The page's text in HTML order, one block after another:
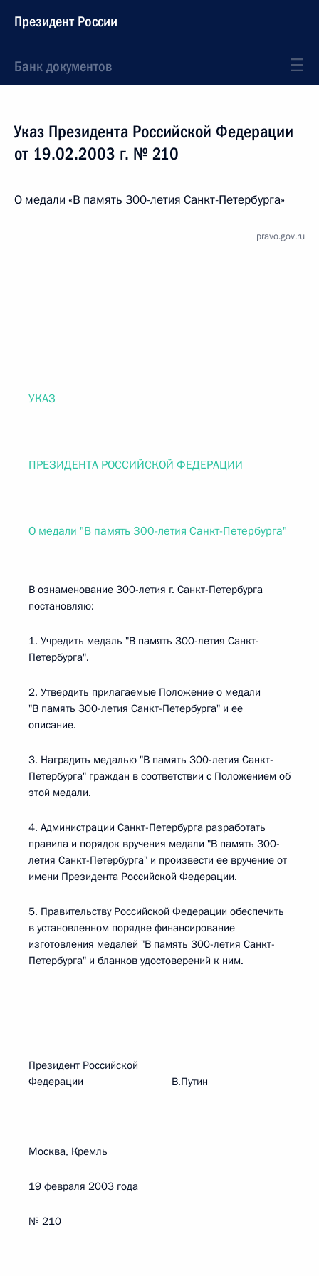
Президент России
Банк документов
Указ Президента Российской Федерации
от 19.02.2003 г. № 210
О медали «В память 300-летия Санкт-Петербурга»
pravo.gov.ru
УКАЗ
ПРЕЗИДЕНТА РОССИЙСКОЙ ФЕДЕРАЦИИ
О медали "В память 300-летия Санкт-Петербурга"
В ознаменование 300-летия г. Санкт-Петербурга
постановляю:
1. Учредить медаль "В память 300-летия Санкт-
Петербурга".
2. Утвердить прилагаемые Положение о медали
"В память 300-летия Санкт-Петербурга" и ее
описание.
3. Наградить медалью "В память 300-летия Санкт-
Петербурга" граждан в соответствии с Положением об
этой медали.
4. Администрации Санкт-Петербурга разработать
правила и порядок вручения медали "В память 300-
летия Санкт-Петербурга" и произвести ее вручение от
имени Президента Российской Федерации.
5. Правительству Российской Федерации обеспечить
в установленном порядке финансирование
изготовления медалей "В память 300-летия Санкт-
Петербурга" и бланков удостоверений к ним.
Президент Российской
Федерации В.Путин
Москва, Кремль
19 февраля 2003 года
№ 210